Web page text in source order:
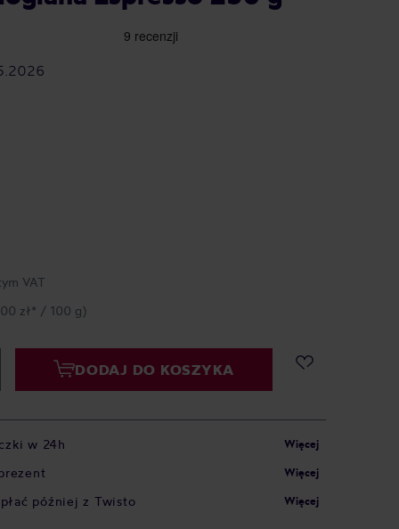
VAT
zł* / 100 g)
DODAJ DO KOSZYKA
w 24h Więcej
Więcej
później z Twisto Więcej